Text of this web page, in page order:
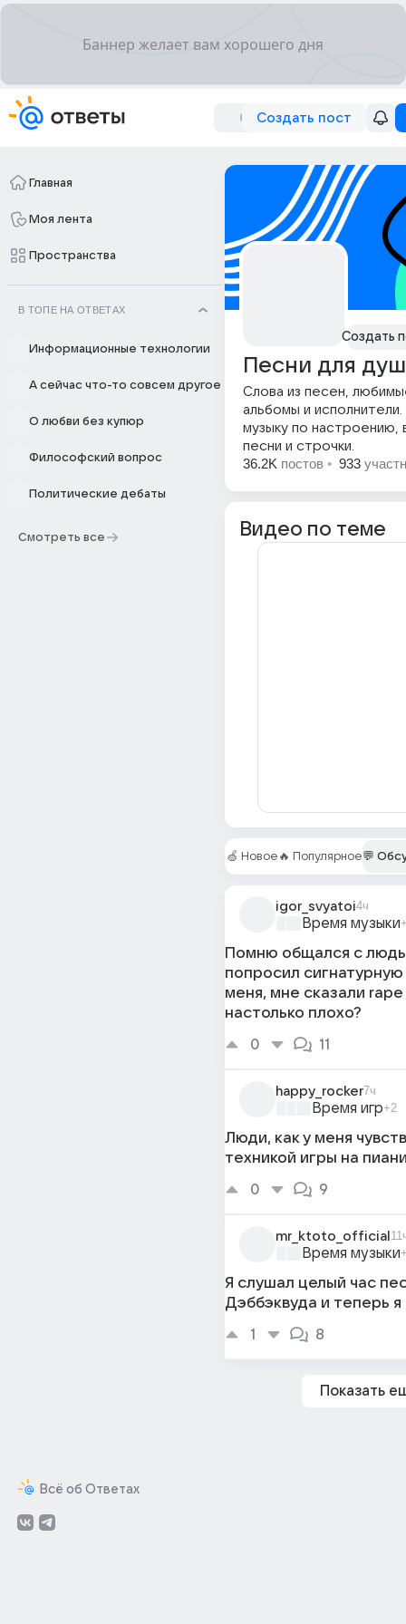
Создать пост
Главная
Моя лента
Пространства
В ТОПЕ НА ОТВЕТАХ
Информационные технологии
А сейчас что-то совсем другое
О любви без купюр
Философский вопрос
Политические дебаты
Смотреть все
Всё об Ответах
Создать
Песни для
Слова из песен,
альбомы и
музыку по настроению,
песни и строчки.
36.2K постов • 933
Видео по теме
🍏 Новое 🔥 Популярное💬
igor_svyatoi4ч
Время музыки
Помню общался с
попросил
меня, мне сказали rape
настолько плохо?
0
11
happy_rocker7ч
Время игр+2
Люди, как у меня
техникой игры на
0
9
mr_ktoto_official
Время музыки
Я слушал целый час
Дэббэквуда и теперь я
1
8
Показать